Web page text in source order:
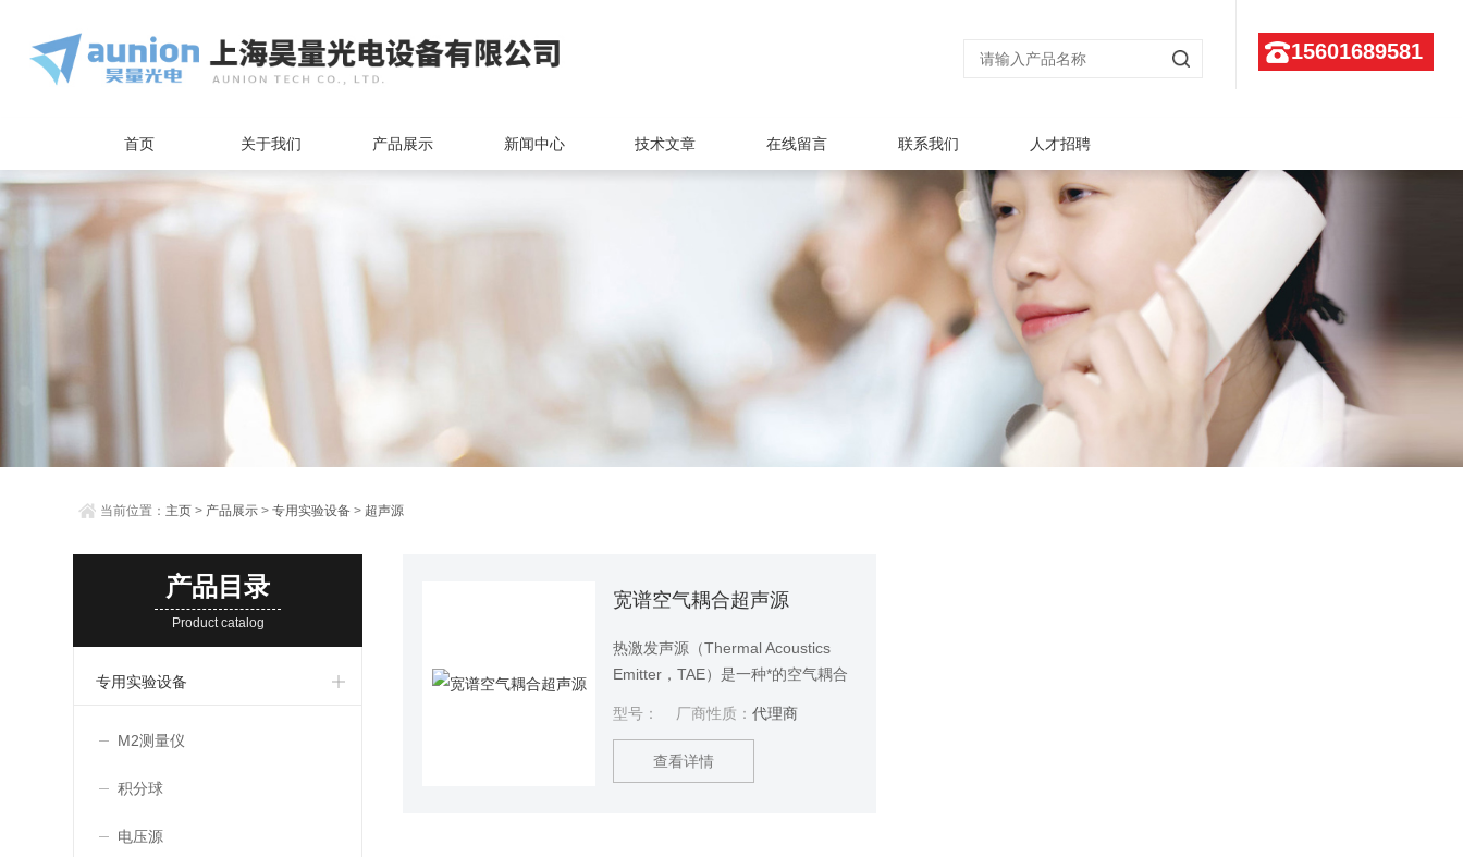
15601689581
首页 关于我们 产品展示 新闻中心 技术文章 在线留言 联系我们 人才招聘
当前位置： 主页 > 产品展示 >专用实验设备 > 超声源
产品目录
Product catalog
专用实验设备
M2测量仪
积分球
电压源
宽谱空气耦合超声源
热激发声源（Thermal Acoustics
Emitter，TAE）是一种*的空气耦合
生狄拉克形聚焦超声波。基于快速
放电原理，设备没有任何活动部
件。因此对于恶劣工作环境有很好
型号： 厂商性质：代理商
查看详情